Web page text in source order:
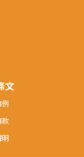
文
例
款
明